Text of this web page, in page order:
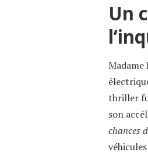
Un
Madame
thriller
son
chances